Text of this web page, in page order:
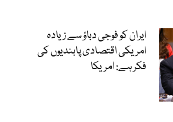
ایران کو فوجی دباؤ سے زیادہ
امریکی اقتصادی پابندیوں کی
فکر ہے: امریکا